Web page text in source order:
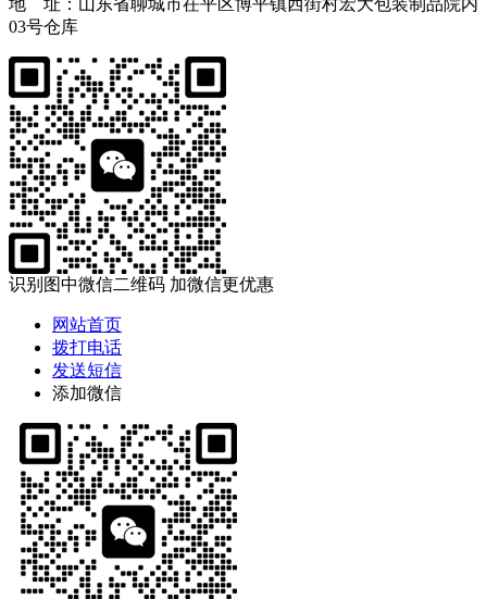
03号仓库
识别图中微信二维码 加微信更优惠
网站首页
拨打电话
发送短信
添加微信